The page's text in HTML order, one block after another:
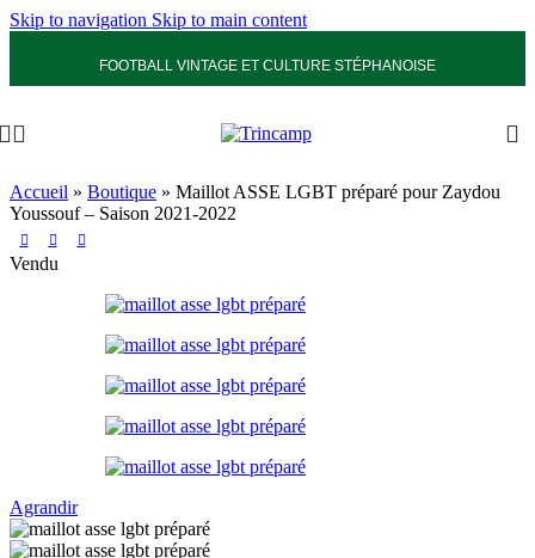
Skip to navigation Skip to main content
FOOTBALL VINTAGE ET CULTURE STÉPHANOISE
Accueil » Boutique » Maillot ASSE LGBT préparé pour Zaydou
Youssouf – Saison 2021-2022
Vendu
Agrandir